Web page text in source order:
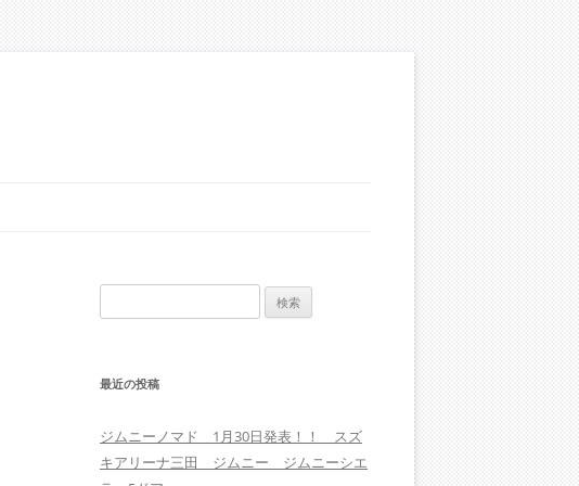
索:
最近の投稿
ジムニーノマド 1月30日発表！！ スズ
キアリーナ三田 ジムニー ジムニーシエ